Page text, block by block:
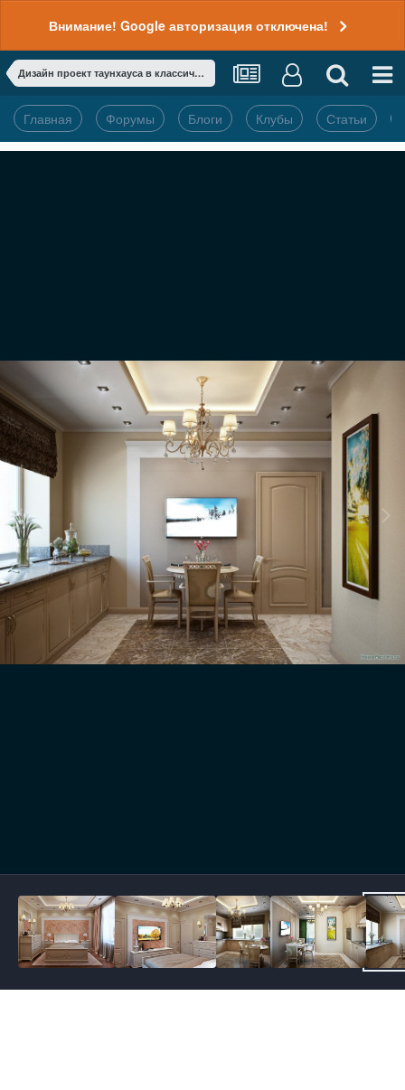
Внимание! Google авторизация отключена!
Дизайн проект таунхауса в классическом стиле
Главная Форумы Блоги Клубы Статьи